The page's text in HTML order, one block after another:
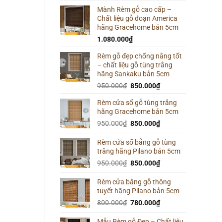
Mành Rèm gỗ cao cấp –
Chất liệu gỗ đoạn America
hãng Gracehome bản 5cm
1.080.000₫
Rèm gỗ đẹp chống nắng tốt
– chất liệu gỗ tùng trắng
hãng Sankaku bản 5cm
950.000₫ Giá
là:
950.000₫.
850.000₫Giá
tại
là:
850.000₫.
Rèm cửa sổ gỗ tùng trắng
hãng Gracehome bản 5cm
950.000₫ Giá
là:
950.000₫.
850.000₫Giá
tại
là:
850.000₫.
Rèm cửa sổ bằng gỗ tùng
trắng hãng Pilano bản 5cm
950.000₫ Giá
là:
950.000₫.
850.000₫Giá
tại
là:
850.000₫.
Rèm cửa bằng gỗ thông
tuyết hãng Pilano bản 5cm
800.000₫ Giá
780.000₫Giá